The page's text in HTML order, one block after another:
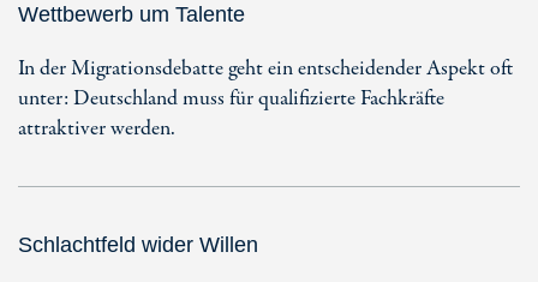
Wettbewerb um Talente
In der Migrationsdebatte geht ein entscheidender Aspekt oft
unter: Deutschland muss für qualifizierte Fachkräfte
attraktiver werden.
Schlachtfeld wider Willen